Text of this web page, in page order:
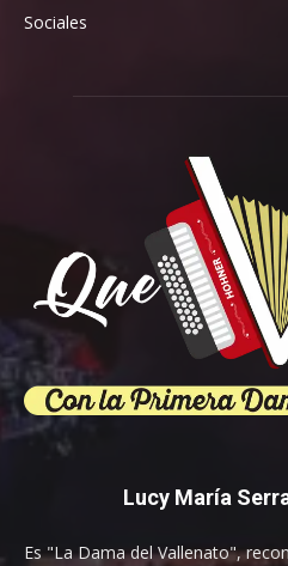
Sociales
Lucy María
Es "La Dama del Vallenato",